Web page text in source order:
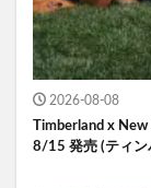
2026-08-08
Timberland x
8/15 発売 (ティン